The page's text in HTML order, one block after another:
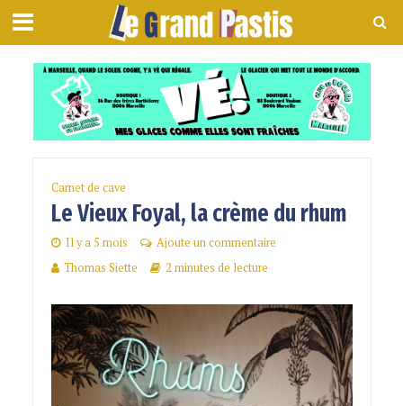
Carnet de cave
Le Vieux Foyal, la crème du rhum
Il y a 5 mois
Ajoute un commentaire
Thomas Siette
2 minutes de lecture